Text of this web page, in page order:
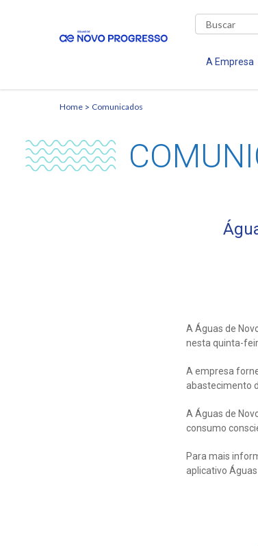
A Empresa
Home Comunicados
A Águas de
nesta quinta-
A empresa
abastecimento
A Águas de
consumo
Para mais
aplicativo Águas